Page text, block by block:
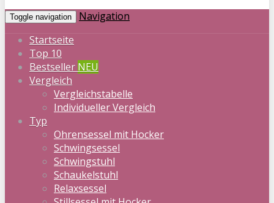
Toggle navigation
Navigation
Startseite
Top 10
Bestseller NEU
Vergleich
Vergleichstabelle
Individueller Vergleich
Typ
Ohrensessel mit Hocker
Schwingsessel
Schwingstuhl
Schaukelstuhl
Relaxsessel